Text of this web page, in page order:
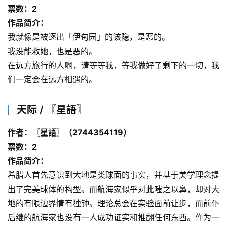
票数：2
作品简介：
我就像是被逐出「伊甸园」的该隐，是恶的。
我没能救她，也是恶的。
在远方旅行的人啊，请等等我，等我做好了剩下的一切，我
们一定会在远方相遇的。
天际 / 〖星語〗
作者：〖星語〗（2744354119）
票数：2
作品简介：
希腊人首先意识到大地是类球面的事实，并基于美学理念提
出了完美球体的构型。而航海家似乎对此嗤之以鼻，却对大
地的有限边界情有独钟。理论总会在实验面前让步，而前仆
后继的航海家也没有一人成功证实和推翻任何东西。作为一